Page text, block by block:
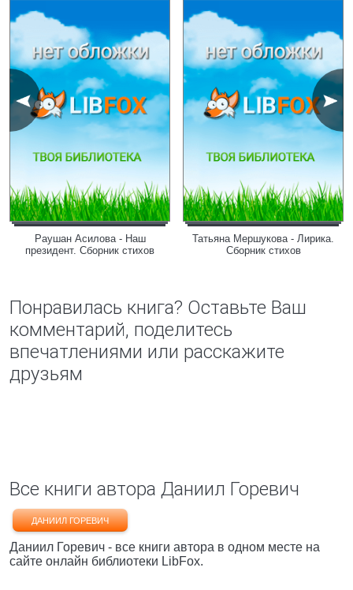
Раушан Асилова - Наш
президент. Сборник стихов
Татьяна Мершукова - Лирика.
Сборник стихов
Понравилась книга? Оставьте Ваш
комментарий, поделитесь
впечатлениями или расскажите
друзьям
Все книги автора Даниил Горевич
ДАНИИЛ ГОРЕВИЧ
Даниил Горевич - все книги автора в одном месте на
сайте онлайн библиотеки LibFox.